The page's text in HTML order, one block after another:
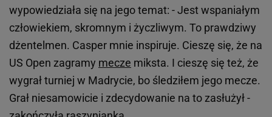
wypowiedziała się na jego temat: - Jest wspaniałym
człowiekiem, skromnym i życzliwym. To prawdziwy
dżentelmen. Casper mnie inspiruje. Cieszę się, że na
US Open zagramy mecze miksta. I cieszę się też, że
wygrał turniej w Madrycie, bo śledziłem jego mecze.
Grał niesamowicie i zdecydowanie na to zasłużył -